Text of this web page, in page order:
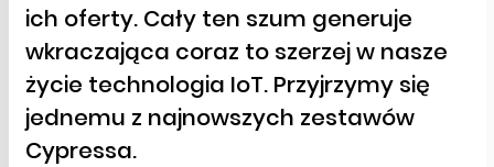
ich oferty. Cały ten szum generuje
wkraczająca coraz to szerzej w nasze
życie technologia IoT. Przyjrzymy się
jednemu z najnowszych zestawów
Cypressa.